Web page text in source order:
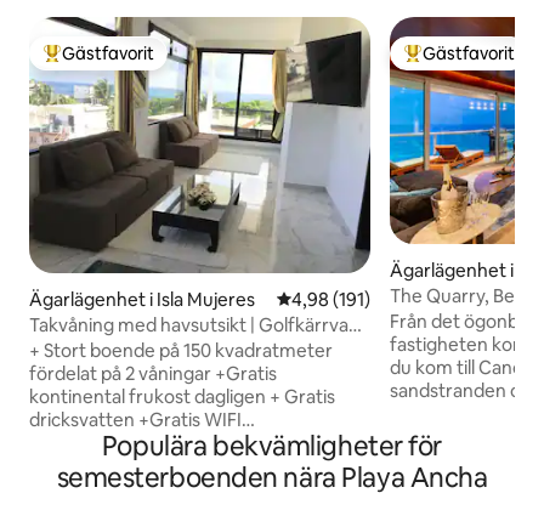
Populär gästfavorit
Gästfavorit
Ägarlägenhet i Isla Mujeres 4,98 av 5 i genomsnittligt
4,98 (191)
Takvåning med havsutsikt | Golfkärrvagn
+ frukost
+ Stort boende på 150 kvadratmeter
fördelat på 2 våningar +Gratis
kontinental frukost dagligen + Gratis
dricksvatten +Gratis WIFI
Höghastighetsinternet + Assistans och
parkering för golfbilar +Snorkelmasker
+Personlig kock som alternativ
Populär
Gästfavorit
Ägarlägenhet i
The Quarry,
150 m till klubbar
Från det
fastigheten
du kom till
sandstranden
kan se från den
som lägenheten
sparades. Över 2
Populära bekvämligheter för
semesterboenden nära Playa Ancha